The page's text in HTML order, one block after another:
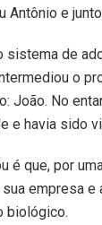
e
sistema de
o
João. No
e havia sido
é que, por
empresa
biológico.